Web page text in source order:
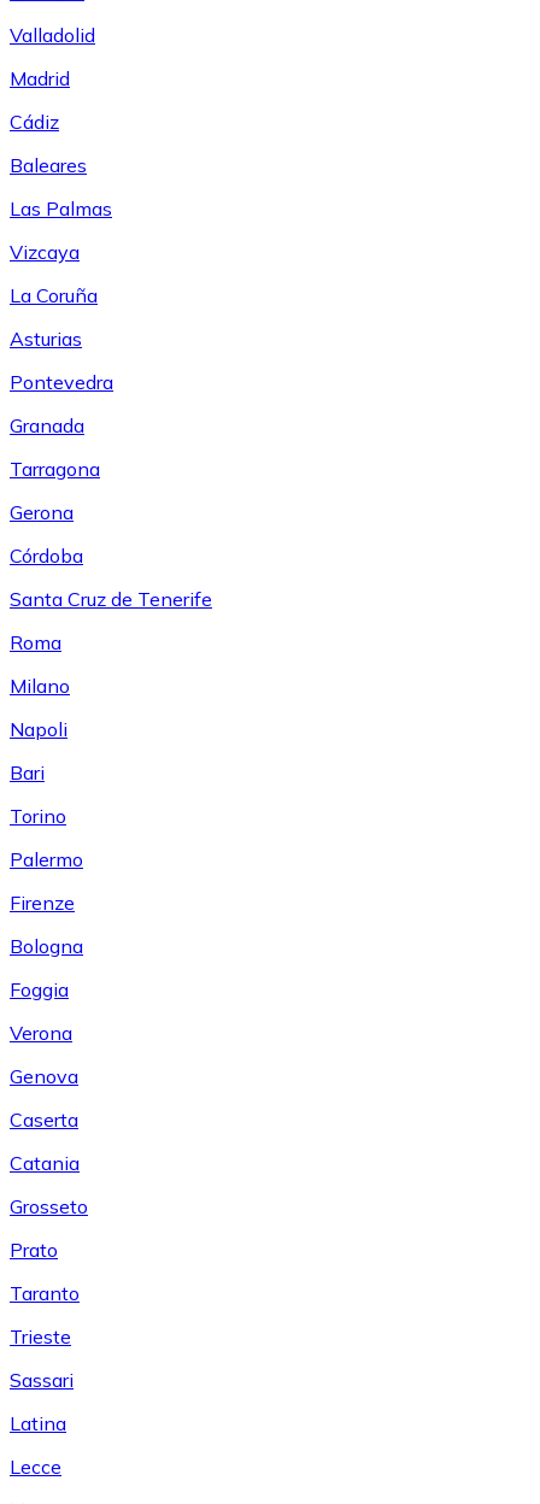
Valladolid
Madrid
Cádiz
Baleares
Las Palmas
Vizcaya
La Coruña
Asturias
Pontevedra
Granada
Tarragona
Gerona
Córdoba
Santa Cruz de Tenerife
Roma
Milano
Napoli
Bari
Torino
Palermo
Firenze
Bologna
Foggia
Verona
Genova
Caserta
Catania
Grosseto
Prato
Taranto
Trieste
Sassari
Latina
Lecce